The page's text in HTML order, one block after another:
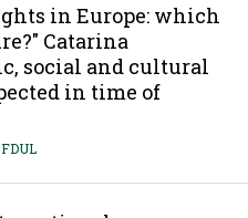
in Europe: which
Catarina
social and cultural
in time of